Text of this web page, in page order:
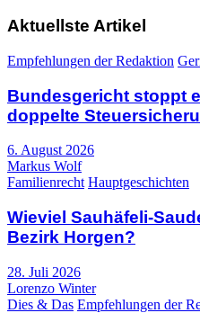
Aktuellste Artikel
Empfehlungen der Redaktion
Bundesgericht stoppt
doppelte
6. August 2026
Markus Wolf
Familienrecht Hauptgeschichten
Wieviel Sauhäfeli-
Bezirk Horgen?
28. Juli 2026
Lorenzo Winter
Dies & Das Empfehlungen der